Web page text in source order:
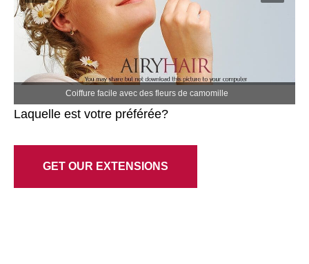
Coiffure facile avec des fleurs de camomille
Laquelle est votre préférée?
GET OUR EXTENSIONS